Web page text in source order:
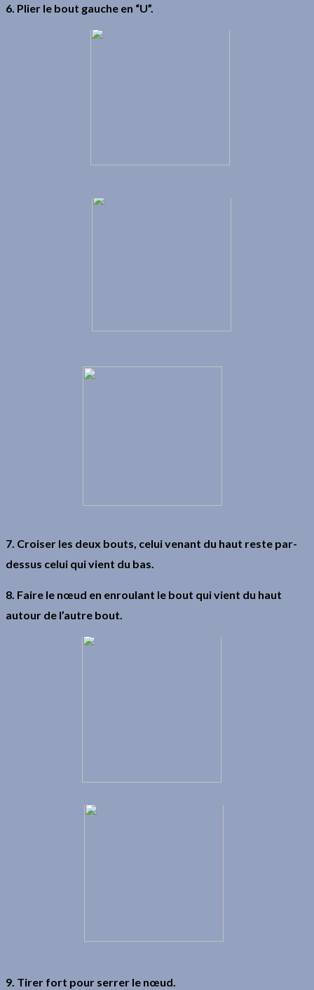
6. Plier le bout gauche en “U”.
7. Croiser les deux bouts, celui venant du haut reste par-
dessus celui qui vient du bas.
8. Faire le nœud en enroulant le bout qui vient du haut
autour de l’autre bout.
9. Tirer fort pour serrer le nœud.